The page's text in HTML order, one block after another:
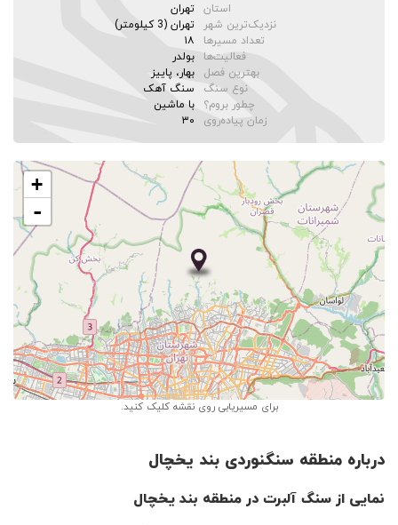
استان
تهران
نزدیک‌ترین شهر
تهران (3 کیلومتر)
تعداد مسیرها
۱۸
فعالیت‌ها
بولدر
بهترین فصل
بهار، پاییز
نوع سنگ
سنگ آهک
چطور بروم؟
با ماشین
زمان پیاده‌روی
۳۰
+
-
| ©
OpenStreetMap
برای مسیریابی روی نقشه کلیک کنید.
درباره منطقه سنگنوردی بند یخچال
نمایی از سنگ آلبرت در منطقه بند یخچال